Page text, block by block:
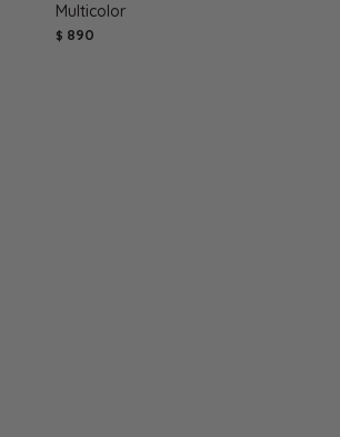
Multicolor
$ 890